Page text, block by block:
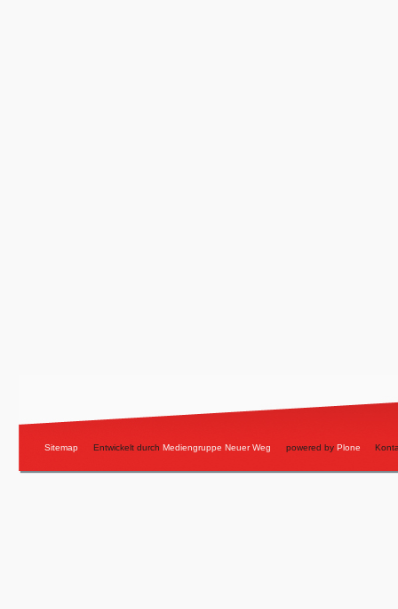
Sitemap Entwickelt durch Mediengruppe Neuer Weg powered by Plone